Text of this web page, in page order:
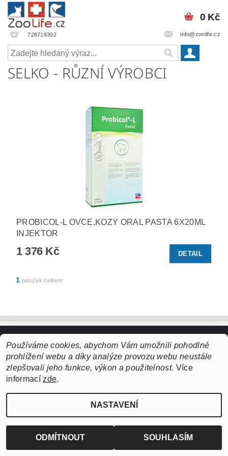
728718392 info@zoolife.cz
0 Kč
SELKO - RŮZNÍ VÝROBCI
PROBICOL-L OVCE,KOZY ORAL PASTA 6X20ML
INJEKTOR
1 376 Kč DETAIL
1 položek celkem
2026 ©ZooLife.cz, všechna práva vyhrazenaUpravit nastavení cookies
Vytvořil Shoptet
Používáme cookies, abychom Vám umožnili pohodlné
prohlížení webu a díky analýze provozu webu neustále
zlepšovali jeho funkce, výkon a použitelnost. Více
informacízde.
NASTAVENÍ
ODMÍTNOUT SOUHLASÍM